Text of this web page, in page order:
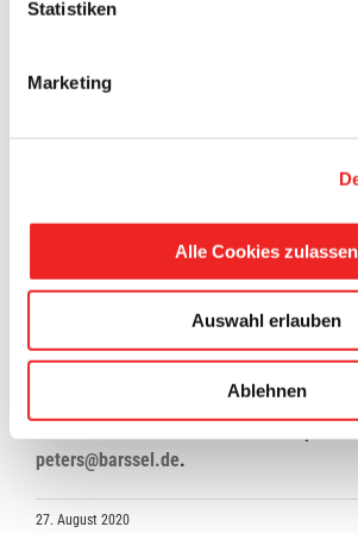
Statistiken
Marketing
Alle Cookies zulassen
Auswahl erlauben
Ablehnen
Udo Janßen, Architekturbüro
Vertreter des Ingenieurbüros
Hygiene- und Abstandsregeln
Einlass in das Gebäude beginnt ab 18 Uhr.
Eine vorherige Anmeldung zur
der korrekten Kontaktdaten, ist
September, bei Bauamtsmitarbeiterin
peters@barssel.de.
27. August 2020